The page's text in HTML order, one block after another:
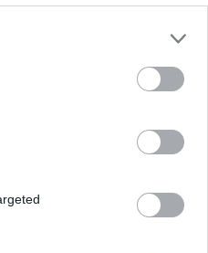
détails,
ils des
a
réflexion
drones